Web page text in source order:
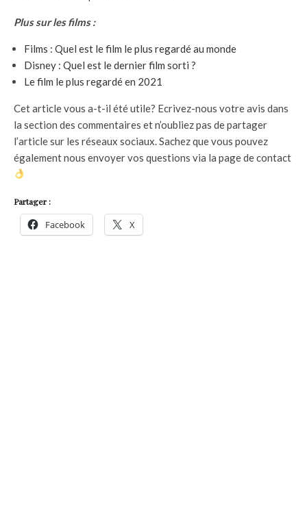
Plus sur les films :
Films : Quel est le film le plus regardé au monde
Disney : Quel est le dernier film sorti ?
Le film le plus regardé en 2021
Cet article vous a-t-il été utile? Ecrivez-nous votre avis dans
la section des commentaires et n’oubliez pas de partager
l’article sur les réseaux sociaux. Sachez que vous pouvez
également nous envoyer vos questions via la page de contact
Partager :
Facebook X